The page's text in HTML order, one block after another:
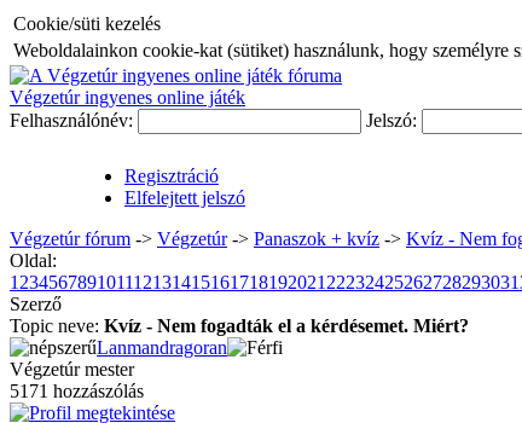
Cookie/süti kezelés
Weboldalainkon cookie-kat (sütiket) használunk, hogy személyre
Végzetúr ingyenes online játék
Felhasználónév:
Jelszó:
Regisztráció
Elfelejtett jelszó
Végzetúr fórum -> Végzetúr-> Panaszok + kvíz -> Kvíz - Nem
Oldal:
1 23456789101112131415161718192021 22232425262728293031
Szerző
Topic neve: Kvíz - Nem fogadták el a kérdésemet. Miért?
Lanmandragoran
Végzetúr mester
5171 hozzászólás